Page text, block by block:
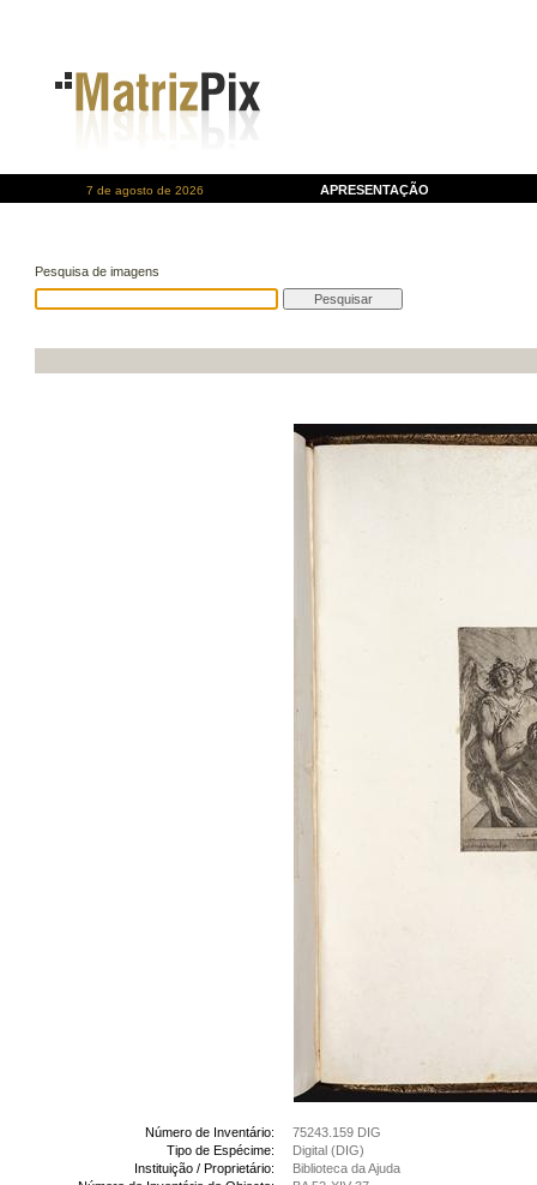
7 de agosto de 2026 APRESENTAÇÃO
Pesquisa de imagens
Número de Inventário:
75243.159 DIG
Tipo de Espécime:
Digital (DIG)
Instituição / Proprietário:
Biblioteca da Ajuda